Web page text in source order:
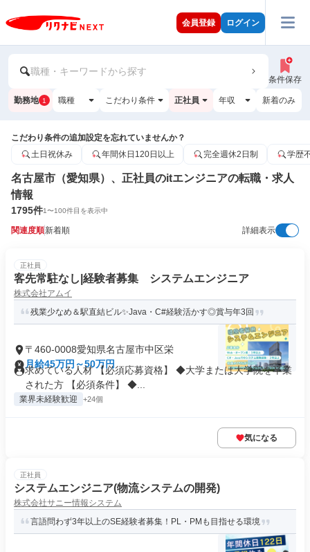
会員登録 ログイン
職種・キーワードから探す
条件保存
勤務地 1 職種 こだわり条件 正社員 年収 新着のみ
こだわり条件の追加設定を忘れていませんか？
土日祝休み
年間休日120日以上 完全週休2日制 学歴
名古屋市（愛知県）、正社員のitエンジニアの転職・求人
情報
1795件1〜100件目を表示中
関連度順新着順 詳細表示
正社員
客先常駐なし|経験者募集 システムエンジニア
株式会社アムイ
残業少なめ＆駅直結ビル✨Java・C#経験活かす◎賞与年3回
〒460-0008愛知県名古屋市中区栄
月給45万円～50万円
求めている人材 【必須応募資格】 ◆大学または大学院を卒業
された方 【必須条件】 ◆...
業界未経験歓迎 +24個
気になる
正社員
システムエンジニア(物流システムの開発)
株式会社サニー情報システム
言語問わず3年以上のSE経験者募集！PL・PMも目指せる環境